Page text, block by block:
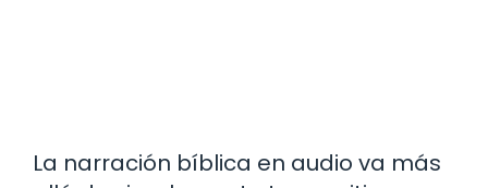
La narración bíblica en audio va más